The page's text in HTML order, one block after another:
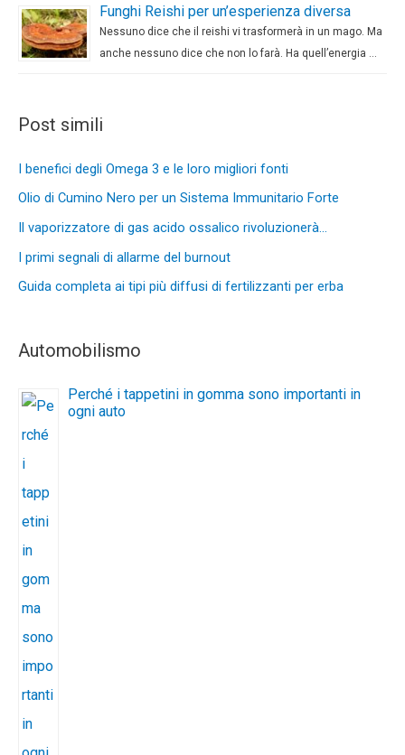
Funghi Reishi per un’esperienza diversa
Nessuno dice che il reishi vi trasformerà in un mago. Ma
anche nessuno dice che non lo farà. Ha quell’energia …
Post simili
I benefici degli Omega 3 e le loro migliori fonti
Olio di Cumino Nero per un Sistema Immunitario Forte
Il vaporizzatore di gas acido ossalico rivoluzionerà…
I primi segnali di allarme del burnout
Guida completa ai tipi più diffusi di fertilizzanti per erba
Automobilismo
Perché i tappetini in gomma sono importanti in
ogni auto